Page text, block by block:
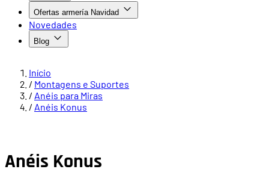
Ofertas armería Navidad
Novedades
Blog
Início
/ Montagens e Suportes
/ Anéis para Miras
/ Anéis Konus
Anéis Konus